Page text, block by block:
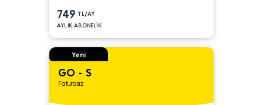
749 TL/AY
AYLIK ABONELİK
Yeni
GO - S
Faturasız